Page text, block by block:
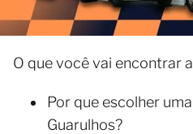
O que você vai encontrar
Por que escolher
Guarulhos?